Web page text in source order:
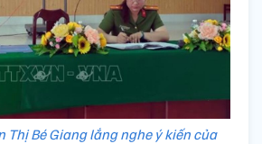
Thị Bé Giang lắng nghe ý kiến của